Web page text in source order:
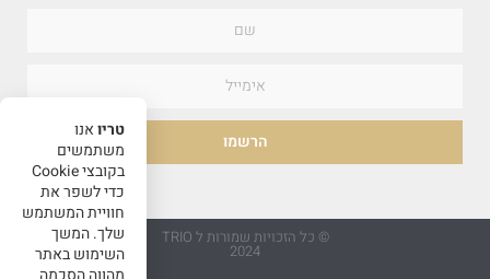
הרשמו
© כל הזכויות שמורות ל TRIO
2024
טריואנו
משתמשים
בקובצי Cookie
כדי לשפר את
חוויית המשתמש
שלך. המשך
השימוש באתר